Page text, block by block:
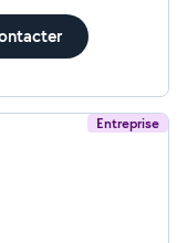
Entreprise